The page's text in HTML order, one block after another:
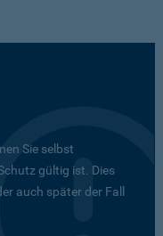
Sie selbst
gültig ist. Dies
auch später der Fall